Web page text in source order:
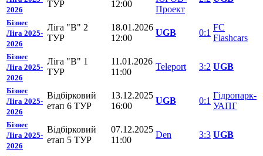
2026
ТУР
12:00
Проект
Бізнес
Ліга 2025-
2026
Ліга "В" 2
ТУР
18.01.2026
12:00
UGB 0:1
FC
Flashcars
Бізнес
Ліга 2025-
2026
Ліга "В" 1
ТУР
11.01.2026
11:00
Teleport 3:2 UGB
Бізнес
Ліга 2025-
2026
Відбірковий
етап 6 ТУР
13.12.2025
16:00
UGB 0:1
Гідропарк-
УАПГ
Бізнес
Ліга 2025-
2026
Відбірковий
етап 5 ТУР
07.12.2025
11:00
Den 3:3 UGB